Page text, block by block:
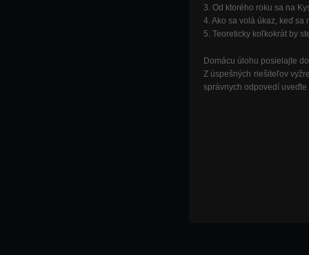
3. Od ktorého roku sa na
4. Ako sa volá úkaz, keď sa
5. Teoreticky koľkokrát by
Domácu úlohu posielajte
Z úspešných riešiteľov
správnych odpovedí